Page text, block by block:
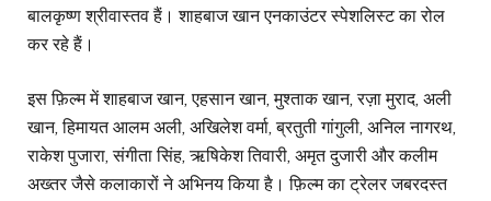
बालकृष्ण श्रीवास्तव हैं। शाहबाज खान एनकाउंटर स्पेशलिस्ट का रोल
कर रहे हैं।
इस फ़िल्म में शाहबाज खान, एहसान खान, मुश्ताक खान, रज़ा मुराद, अली
खान, हिमायत आलम अली, अखिलेश वर्मा, ब्रतुती गांगुली, अनिल नागरथ,
राकेश पुजारा, संगीता सिंह, ऋषिकेश तिवारी, अमृत दुजारी और कलीम
अख्तर जैसे कलाकारों ने अभिनय किया है। फ़िल्म का ट्रेलर जबरदस्त